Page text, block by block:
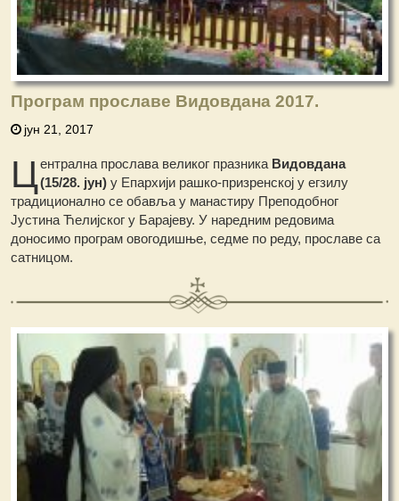
Програм прославе Видовдана 2017.
јун 21, 2017
Централна прослава великог празника Видовдана
(15/28. јун) у Епархији рашко-призренској у егзилу
традиционално се обавља у манастиру Преподобног
Јустина Ћелијског у Барајеву. У наредним редовима
доносимо програм овогодишње, седме по реду, прославе са
сатницом.